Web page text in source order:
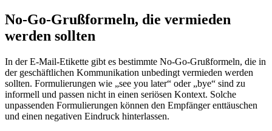
No-Go-Grußformeln, die vermieden
werden sollten
In der E-Mail-Etikette gibt es bestimmte No-Go-Grußformeln, die in
der geschäftlichen Kommunikation unbedingt vermieden werden
sollten. Formulierungen wie „see you later“ oder „bye“ sind zu
informell und passen nicht in einen seriösen Kontext. Solche
unpassenden Formulierungen können den Empfänger enttäuschen
und einen negativen Eindruck hinterlassen.